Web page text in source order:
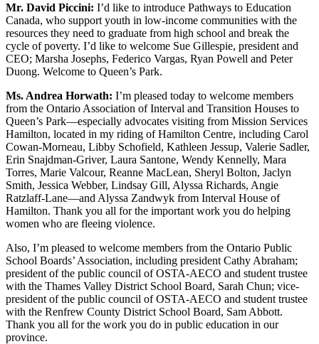
Mr. David Piccini: I’d like to introduce Pathways to Education
Canada, who support youth in low-income communities with the
resources they need to graduate from high school and break the
cycle of poverty. I’d like to welcome Sue Gillespie, president and
CEO; Marsha Josephs, Federico Vargas, Ryan Powell and Peter
Duong. Welcome to Queen’s Park.
Ms. Andrea Horwath: I’m pleased today to welcome members
from the Ontario Association of Interval and Transition Houses to
Queen’s Park—especially advocates visiting from Mission Services
Hamilton, located in my riding of Hamilton Centre, including Carol
Cowan-Morneau, Libby Schofield, Kathleen Jessup, Valerie Sadler,
Erin Snajdman-Griver, Laura Santone, Wendy Kennelly, Mara
Torres, Marie Valcour, Reanne MacLean, Sheryl Bolton, Jaclyn
Smith, Jessica Webber, Lindsay Gill, Alyssa Richards, Angie
Ratzlaff-Lane—and Alyssa Zandwyk from Interval House of
Hamilton. Thank you all for the important work you do helping
women who are fleeing violence.
Also, I’m pleased to welcome members from the Ontario Public
School Boards’ Association, including president Cathy Abraham;
president of the public council of OSTA-AECO and student trustee
with the Thames Valley District School Board, Sarah Chun; vice-
president of the public council of OSTA-AECO and student trustee
with the Renfrew County District School Board, Sam Abbott.
Thank you all for the work you do in public education in our
province.